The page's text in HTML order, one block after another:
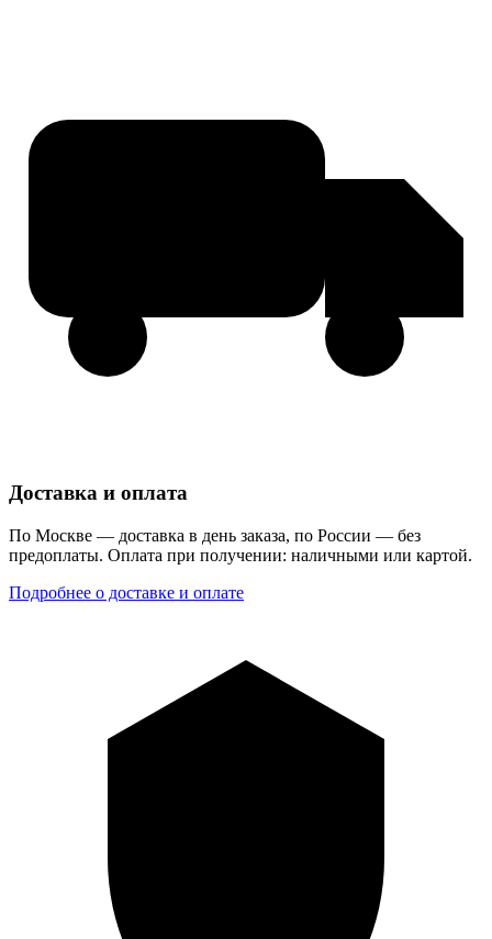
Доставка и оплата
По Москве — доставка в день заказа, по России — без
предоплаты. Оплата при получении: наличными или картой.
Подробнее о доставке и оплате